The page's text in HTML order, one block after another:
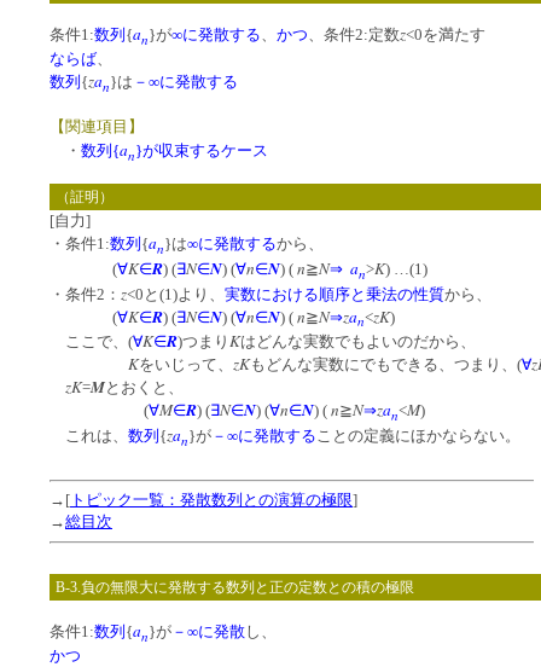
条件1:数列 {an}が∞に発散する、 かつ、条件2:定数z<0を満たす
ならば
数列 {zan}は －∞に発散する
【関連項目】
・ 数列{an}が収束するケース
（証明）
[自力]
・条件1:数列 {an}は∞に発散するから、
(∀K∈R) (∃N∈N) (∀n∈N) ( n≧N⇒ an>K) …(1)
・条件2： z<0と(1)より、 実数における順序と乗法の性質から、
(∀K∈R) (∃N∈N) (∀n∈N) ( n≧N⇒zan<zK)
ここで、(∀K∈R)つまり Kはどんな実数でもよいのだから、
Kをいじって、 zKもどんな実数にでもできる、つまり、(∀
zK=Mとおくと、
(∀M∈R) (∃N∈N) (∀n∈N) ( n≧N⇒zan<M)
これは、 数列 {zan}が －∞に発散する ことの定義にほかならない。
→[ トピック一覧：発散数列との演算の極限]
→総目次
B-3.負の無限大に発散する数列と正の定数との積の極限
条件1:数列 {an}が －∞に発散し、
かつ